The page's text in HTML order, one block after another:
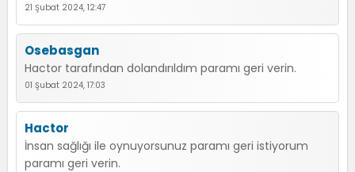
21 Şubat 2024, 12:47
Osebasgan
Hactor tarafından dolandırıldım paramı geri verin.
01 Şubat 2024, 17:03
Hactor
İnsan sağlığı ile oynuyorsunuz paramı geri istiyorum
paramı geri verin.